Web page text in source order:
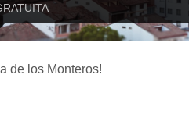
de los Monteros!